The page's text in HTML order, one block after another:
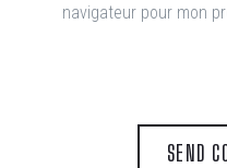
navigateur pour mon
SEND